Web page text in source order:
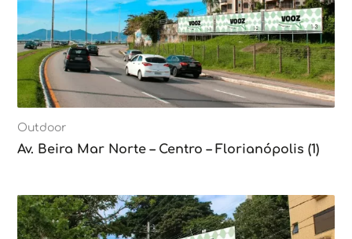
Outdoor
Av. Beira Mar Norte – Centro – Florianópolis (1)